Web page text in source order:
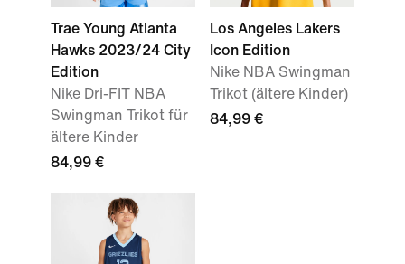
Trae Young Atlanta
Hawks 2023/24 City
Edition
Nike Dri-FIT NBA
Swingman Trikot für
ältere Kinder
84,99 €
Los Angeles Lakers
Icon Edition
Nike NBA Swingman
Trikot (ältere Kinder)
84,99 €